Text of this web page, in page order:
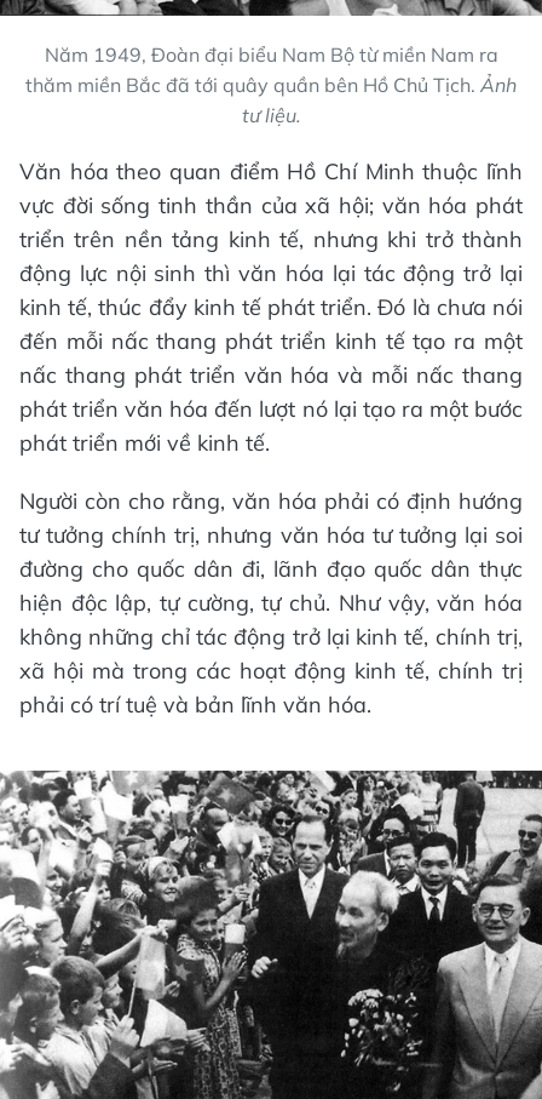
Năm 1949, Đoàn đại biểu Nam Bộ từ miền Nam ra
thăm miền Bắc đã tới quây quần bên Hồ Chủ Tịch. Ảnh
tư liệu.
Văn hóa theo quan điểm Hồ Chí Minh thuộc lĩnh
vực đời sống tinh thần của xã hội; văn hóa phát
triển trên nền tảng kinh tế, nhưng khi trở thành
động lực nội sinh thì văn hóa lại tác động trở lại
kinh tế, thúc đẩy kinh tế phát triển. Đó là chưa nói
đến mỗi nấc thang phát triển kinh tế tạo ra một
nấc thang phát triển văn hóa và mỗi nấc thang
phát triển văn hóa đến lượt nó lại tạo ra một bước
phát triển mới về kinh tế.
Người còn cho rằng, văn hóa phải có định hướng
tư tưởng chính trị, nhưng văn hóa tư tưởng lại soi
đường cho quốc dân đi, lãnh đạo quốc dân thực
hiện độc lập, tự cường, tự chủ. Như vậy, văn hóa
không những chỉ tác động trở lại kinh tế, chính trị,
xã hội mà trong các hoạt động kinh tế, chính trị
phải có trí tuệ và bản lĩnh văn hóa.